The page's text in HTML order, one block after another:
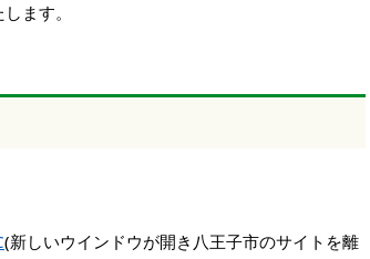
ます。
(新しいウインドウが開き八王子市のサイトを離